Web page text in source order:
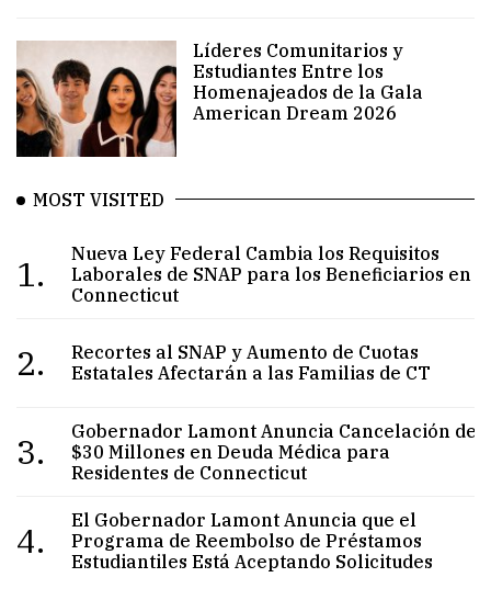
Líderes Comunitarios y
Estudiantes Entre los
Homenajeados de la Gala
American Dream 2026
MOST VISITED
1.
Nueva Ley Federal Cambia los Requisitos
Laborales de SNAP para los Beneficiarios en
Connecticut
2.
Recortes al SNAP y Aumento de Cuotas
Estatales Afectarán a las Familias de CT
3.
Gobernador Lamont Anuncia Cancelación de
$30 Millones en Deuda Médica para
Residentes de Connecticut
4.
El Gobernador Lamont Anuncia que el
Programa de Reembolso de Préstamos
Estudiantiles Está Aceptando Solicitudes